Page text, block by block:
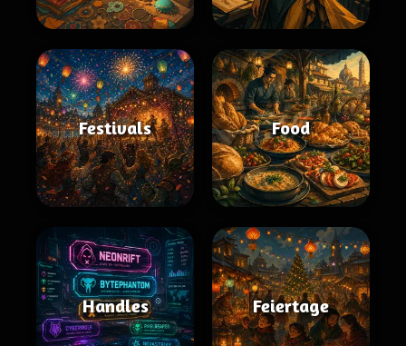
Festivals Food
Handles Feiertage